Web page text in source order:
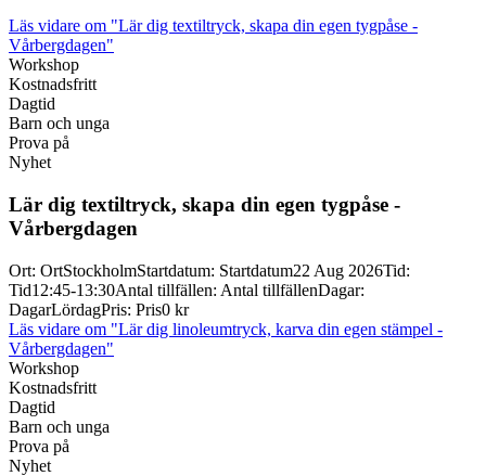
Läs vidare om "Lär dig textiltryck, skapa din egen tygpåse -
Vårbergdagen"
Workshop
Kostnadsfritt
Dagtid
Barn och unga
Prova på
Nyhet
Lär dig textiltryck, skapa din egen tygpåse -
Vårbergdagen
Ort: OrtStockholmStartdatum: Startdatum22 Aug 2026Tid:
Tid12:45-13:30Antal tillfällen: Antal tillfällenDagar:
DagarLördagPris: Pris0 kr
Läs vidare om "Lär dig linoleumtryck, karva din egen stämpel -
Vårbergdagen"
Workshop
Kostnadsfritt
Dagtid
Barn och unga
Prova på
Nyhet